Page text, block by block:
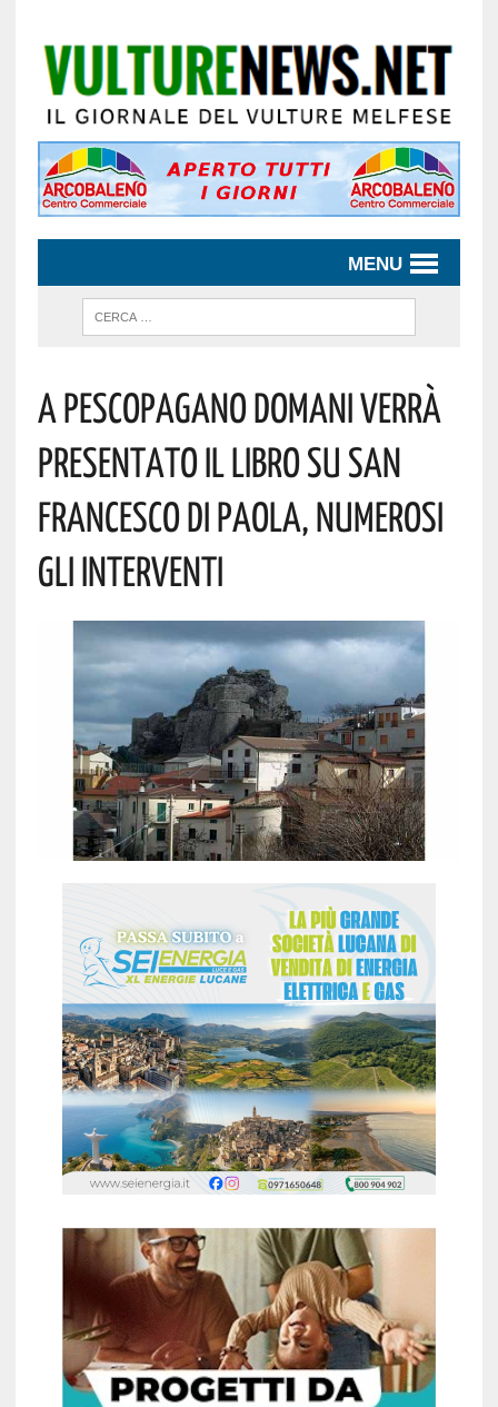
MENU
A PESCOPAGANO DOMANI VERRÀ
PRESENTATO IL LIBRO SU SAN
FRANCESCO DI PAOLA, NUMEROSI
GLI INTERVENTI